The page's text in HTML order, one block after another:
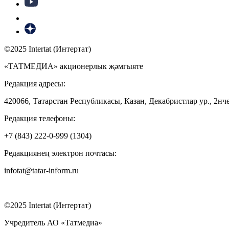
©2025 Intertat (Интертат)
«ТАТМЕДИА» акционерлык җәмгыяте
Редакция адресы:
420066, Татарстан Республикасы, Казан, Декабристлар ур.,
Редакция телефоны:
+7 (843) 222-0-999 (1304)
Редакциянең электрон почтасы:
infotat@tatar-inform.ru
©2025 Intertat (Интертат)
Учредитель АО «Татмедиа»